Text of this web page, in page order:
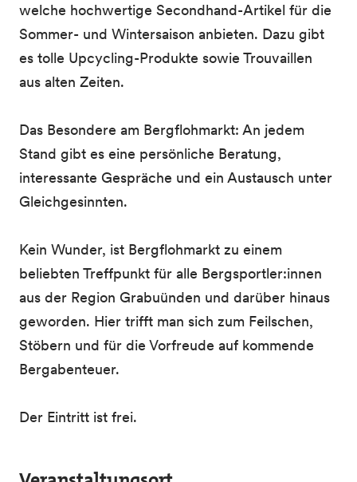
welche hochwertige Secondhand-Artikel für die
Sommer- und Wintersaison anbieten. Dazu gibt
es tolle Upcycling-Produkte sowie Trouvaillen
aus alten Zeiten.
Das Besondere am Bergflohmarkt: An jedem
Stand gibt es eine persönliche Beratung,
interessante Gespräche und ein Austausch unter
Gleichgesinnten.
Kein Wunder, ist Bergflohmarkt zu einem
beliebten Treffpunkt für alle Bergsportler:innen
aus der Region Grabuünden und darüber hinaus
geworden. Hier trifft man sich zum Feilschen,
Stöbern und für die Vorfreude auf kommende
Bergabenteuer.
Der Eintritt ist frei.